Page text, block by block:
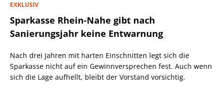
EXKLUSIV
Sparkasse Rhein-Nahe gibt nach
Sanierungsjahr keine Entwarnung
Nach drei Jahren mit harten Einschnitten legt sich die
Sparkasse nicht auf ein Gewinnversprechen fest. Auch wenn
sich die Lage aufhellt, bleibt der Vorstand vorsichtig.